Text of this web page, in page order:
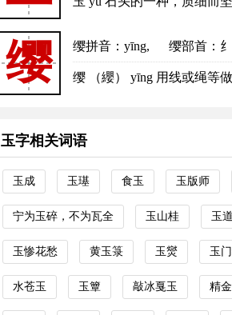
缨 缨拼音 ：yīng, 缨部首 ：纟
缨 （纓） yīng 用线或绳等
玉字相关词语
玉成 玉璂 食玉 玉版师
宁为玉碎，不为瓦全 玉山桂 玉道
玉惨花愁 黄玉箓 玉爕 玉
水苍玉 玉簟 敲冰戛玉 精